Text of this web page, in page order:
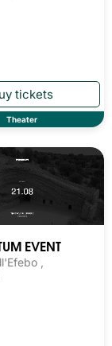
UN SORRISO
LA FILANDA,